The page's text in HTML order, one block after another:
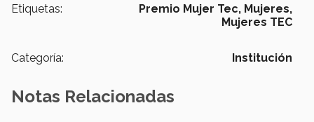
Etiquetas: Premio Mujer Tec, Mujeres,
Mujeres TEC
Categoría: Institución
Notas Relacionadas